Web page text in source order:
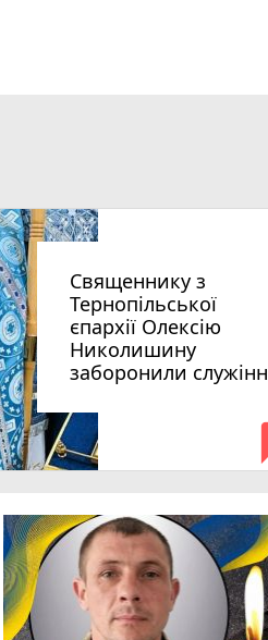
Священнику з
Тернопільської
єпархії Олексію
Николишину
заборонили